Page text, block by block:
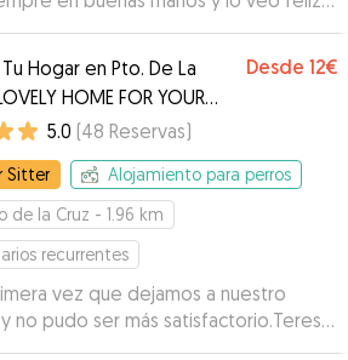
importante .”
Tu Hogar en Pto. De La
HOME FOR YOUR
Desde 12€
5.0 (48 Reservas)
Sitter
Alojamiento para perros
de la Cruz - 1.96 km
recurrentes
vez que dejamos a nuestro
no pudo ser más satisfactorio.Teresa
nos tuvo informados